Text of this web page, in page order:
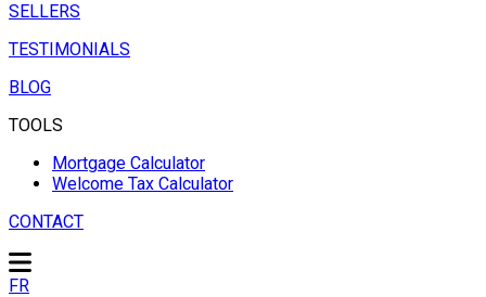
SELLERS
TESTIMONIALS
BLOG
TOOLS
Mortgage Calculator
Welcome Tax Calculator
CONTACT
FR